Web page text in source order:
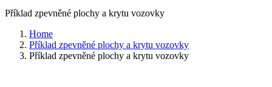
Příklad zpevněné plochy a krytu vozovky
Home
Příklad zpevněné plochy a krytu vozovky
Příklad zpevněné plochy a krytu vozovky